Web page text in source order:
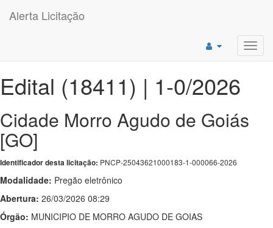
Alerta Licitação
Edital (18411) | 1-0/2026
Cidade Morro Agudo de Goiás
[GO]
Identificador desta licitação: PNCP-25043621000183-1-000066-2026
Modalidade: Pregão eletrônico
Abertura: 26/03/2026 08:29
Órgão: MUNICIPIO DE MORRO AGUDO DE GOIAS